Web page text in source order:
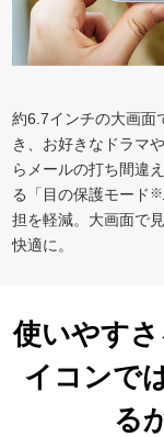
約6.7インチの大画面
き、お好きなドラマ
らメールの打ち間違
る「目の保護モード ※
担を軽減。大画面で
快適に。
使いやす
イコンで
る